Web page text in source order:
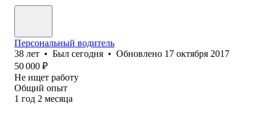
Персональный водитель
38 лет • Был сегодня • Обновлено 17 октября 2017
50 000 ₽
Не ищет работу
Общий опыт
1 год 2 месяца